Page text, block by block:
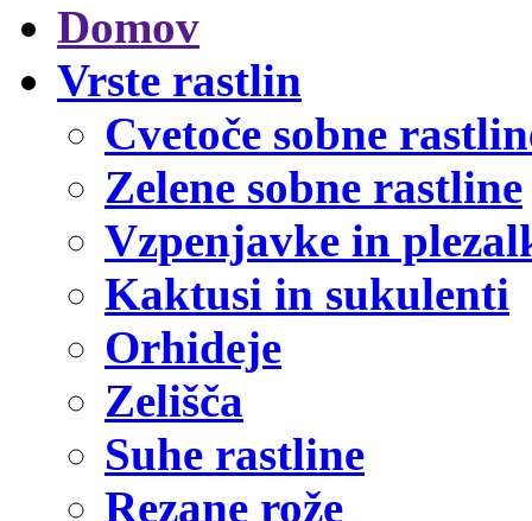
Domov
Vrste rastlin
Cvetoče sobne
Zelene sobne rastline
Vzpenjavke in
Kaktusi in sukulenti
Orhideje
Zelišča
Suhe rastline
Rezane rože